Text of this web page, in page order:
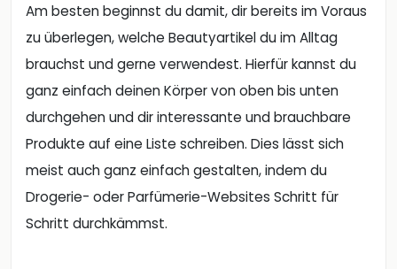
Am besten beginnst du damit, dir bereits im Voraus
zu überlegen, welche Beautyartikel du im Alltag
brauchst und gerne verwendest. Hierfür kannst du
ganz einfach deinen Körper von oben bis unten
durchgehen und dir interessante und brauchbare
Produkte auf eine Liste schreiben. Dies lässt sich
meist auch ganz einfach gestalten, indem du
Drogerie- oder Parfümerie-Websites Schritt für
Schritt durchkämmst.